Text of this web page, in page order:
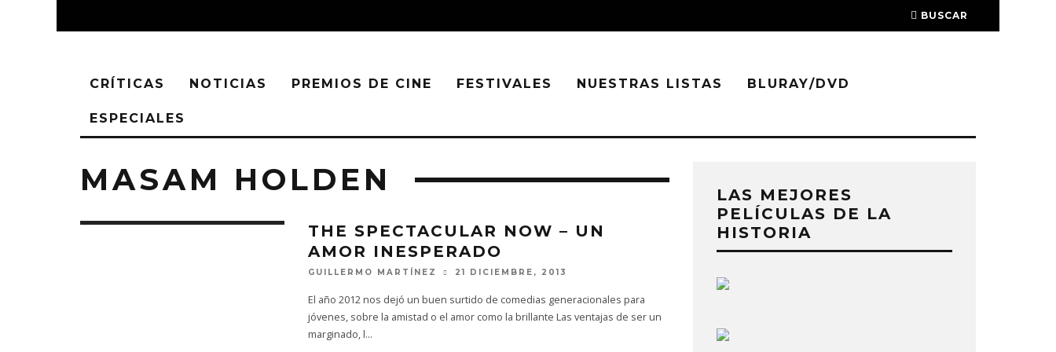
BUSCAR
CRÍTICAS NOTICIAS PREMIOS DE CINE FESTIVALES NUESTRAS LISTAS BLURAY/DVD
ESPECIALES
MASAM HOLDEN
THE SPECTACULAR NOW – UN
AMOR INESPERADO
GUILLERMO MARTÍNEZ 21 DICIEMBRE, 2013
El año 2012 nos dejó un buen surtido de comedias generacionales para
jóvenes, sobre la amistad o el amor como la brillante Las ventajas de ser un
marginado, l...
LAS MEJORES
PELÍCULAS DE LA
HISTORIA